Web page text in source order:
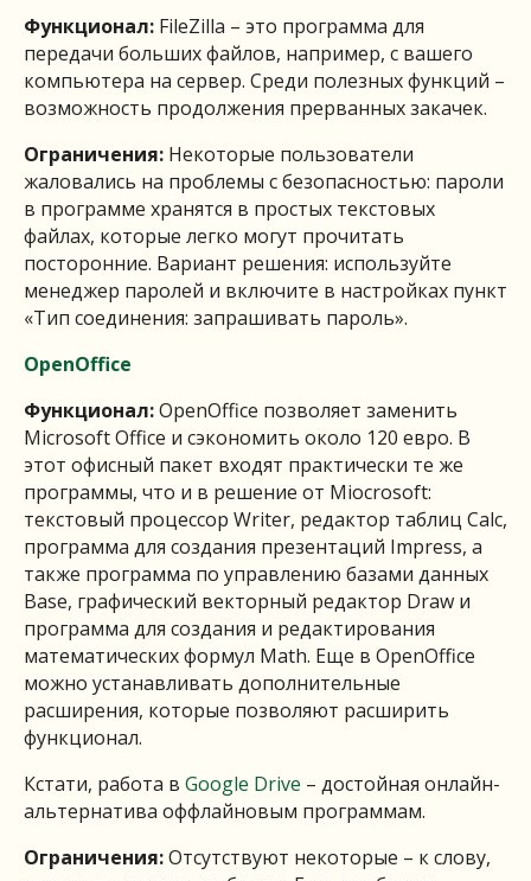
Функционал: FileZilla – это программа для
передачи больших файлов, например, с вашего
компьютера на сервер. Среди полезных функций –
возможность продолжения прерванных закачек.
Ограничения: Некоторые пользователи
жаловались на проблемы с безопасностью: пароли
в программе хранятся в простых текстовых
файлах, которые легко могут прочитать
посторонние. Вариант решения: используйте
менеджер паролей и включите в настройках пункт
«Тип соединения: запрашивать пароль».
OpenOffice
Функционал:OpenOffice позволяет заменить
Microsoft Office и сэкономить около 120 евро. В
этот офисный пакет входят практически те же
программы, что и в решение от Miocrosoft:
текстовый процессор Writer, редактор таблиц Calc,
программа для создания презентаций Impress, а
также программа по управлению базами данных
Base, графический векторный редактор Draw и
программа для создания и редактирования
математических формул Math. Еще в OpenOffice
можно устанавливать дополнительные
расширения, которые позволяют расширить
функционал.
Кстати, работа в Google Drive – достойная онлайн-
альтернатива оффлайновым программам.
Ограничения:Отсутствуют некоторые – к слову,